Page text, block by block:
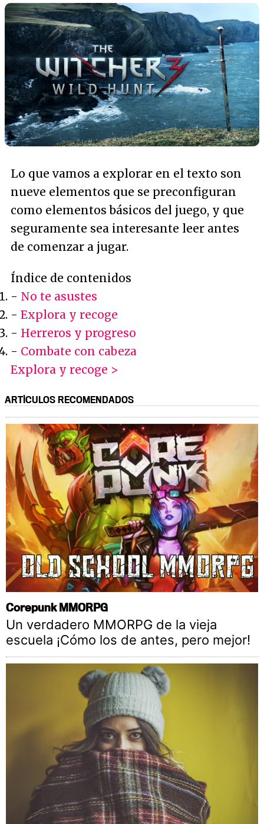
Lo que vamos a explorar en el texto son
nueve elementos que se preconfiguran
como elementos básicos del juego, y que
seguramente sea interesante leer antes
de comenzar a jugar.
Índice de contenidos
- No te asustes
- Explora y recoge
- Herreros y progreso
- Combate con cabeza
Explora y recoge >
ARTÍCULOS RECOMENDADOS
Corepunk MMORPG
Un verdadero MMORPG de la vieja
escuela ¡Cómo los de antes, pero mejor!